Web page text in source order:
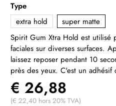
Type
extra hold
super matte
Spirit Gum Xtra Hold est utilisé
faciales sur diverses surfaces.
laissez reposer pendant 10
près des yeux. C'est un
€ 26,88
(€ 22,40 hors 20% TVA)